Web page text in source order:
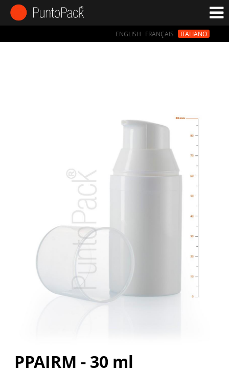
ENGLISH FRANÇAIS ITALIANO
PPAIRM - 30 ml